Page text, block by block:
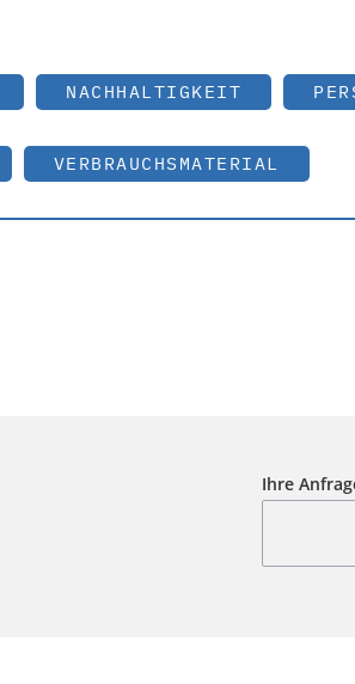
NACHHALTIGKEIT
VERBRAUCHSMATERIAL
Ihre